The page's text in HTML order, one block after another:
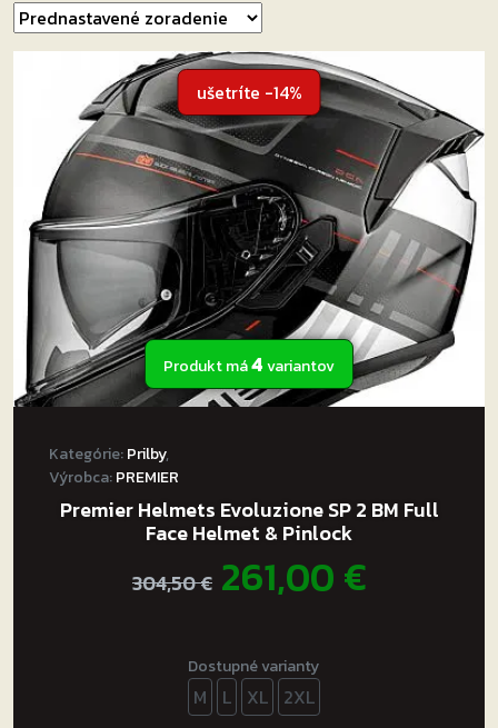
Produkt má4variantov
ušetríte -14%
Kategórie:Prilby,
Výrobca:PREMIER
Premier Helmets Evoluzione SP 2 BM Full
Face Helmet & Pinlock
304,50€ Pôvodná
bola:
304,50 €.
261,00€
Dostupné varianty
M L XL 2XL